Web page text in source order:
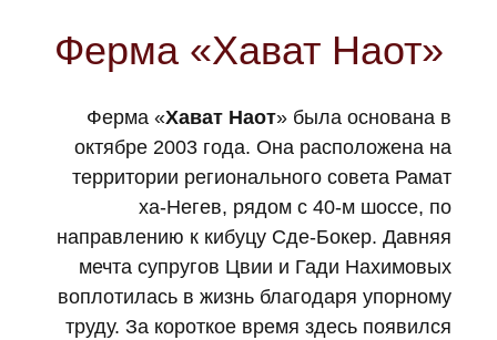
Ферма «Хават Наот»
Ферма «Хават Наот» была основана в
октябре 2003 года. Она расположена на
территории регионального совета Рамат
ха-Негев, рядом с 40-м шоссе, по
направлению к кибуцу Сде-Бокер. Давняя
мечта супругов Цвии и Гади Нахимовых
воплотилась в жизнь благодаря упорному
труду. За короткое время здесь появился